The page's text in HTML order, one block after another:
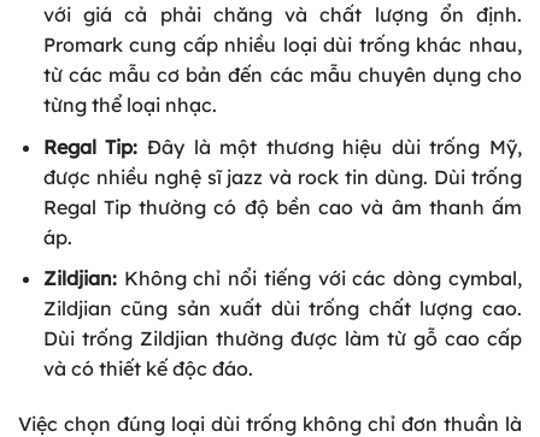
với giá cả phải chăng và chất lượng ổn định.
Promark cung cấp nhiều loại dùi trống khác nhau,
từ các mẫu cơ bản đến các mẫu chuyên dụng cho
từng thể loại nhạc.
Regal Tip: Đây là một thương hiệu dùi trống Mỹ,
được nhiều nghệ sĩ jazz và rock tin dùng. Dùi trống
Regal Tip thường có độ bền cao và âm thanh ấm
áp.
Zildjian: Không chỉ nổi tiếng với các dòng cymbal,
Zildjian cũng sản xuất dùi trống chất lượng cao.
Dùi trống Zildjian thường được làm từ gỗ cao cấp
và có thiết kế độc đáo.
Việc chọn đúng loại dùi trống không chỉ đơn thuần là